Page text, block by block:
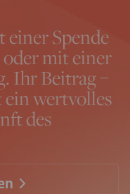
einer Spende
mit einer
Ihr Beitrag –
wertvolles
des